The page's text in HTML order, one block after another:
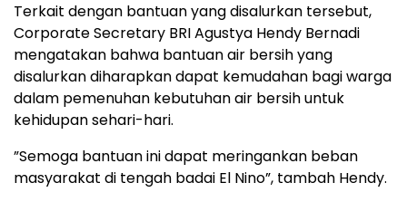
Terkait dengan bantuan yang disalurkan tersebut,
Corporate Secretary BRI Agustya Hendy Bernadi
mengatakan bahwa bantuan air bersih yang
disalurkan diharapkan dapat kemudahan bagi warga
dalam pemenuhan kebutuhan air bersih untuk
kehidupan sehari-hari.
”Semoga bantuan ini dapat meringankan beban
masyarakat di tengah badai El Nino”, tambah Hendy.